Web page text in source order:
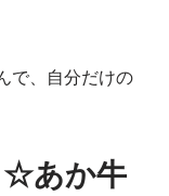
で、自分だけの
☆あか牛